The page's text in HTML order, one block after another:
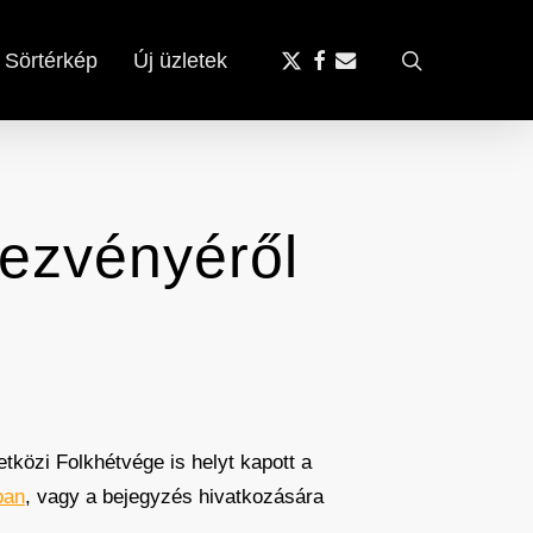
Sörtérkép Új üzletek
x-
facebook
email
Folkhétvége is helyt kapott a
, vagy a bejegyzés hivatkozására